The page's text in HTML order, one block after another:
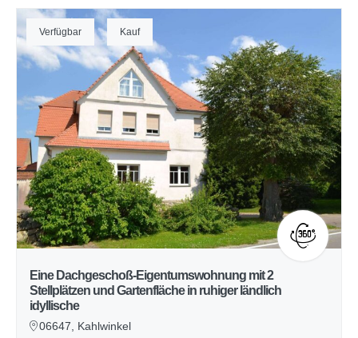
Verfügbar Kauf
Eine Dachgeschoß-Eigentumswohnung mit 2
Stellplätzen und Gartenfläche in ruhiger ländlich
idyllische
06647, Kahlwinkel